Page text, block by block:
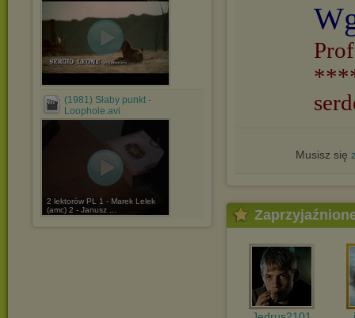
(1981) Słaby punkt -
Loophole.avi
2 lektorów PL 1 - Marek Lelek
(amc) 2 - Janusz ...
Musisz się